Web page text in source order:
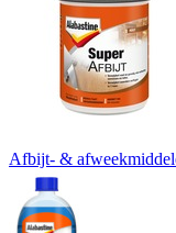
Afbijt- &